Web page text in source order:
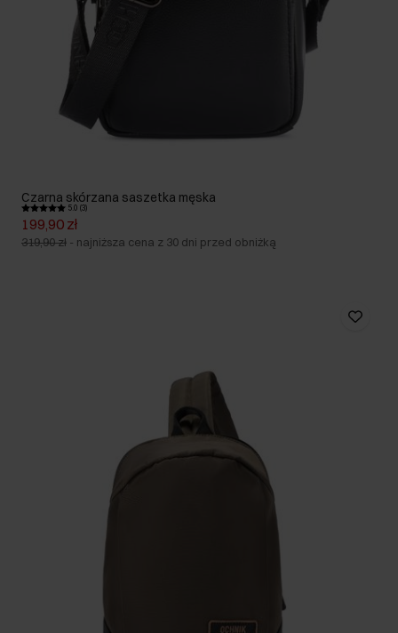
Czarna skórzana saszetka męska
5.0 (3)
199,90 zł
319,90 zł - najniższa cena z 30 dni przed obniżką